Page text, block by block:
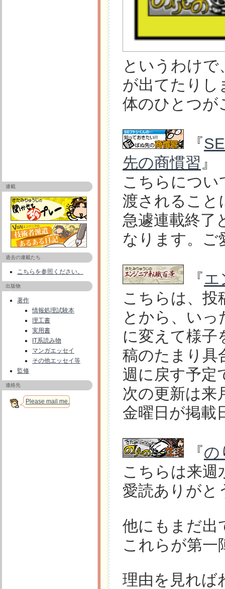
連載
過去の連載たち
こちらを参照ください。
出版物
著作
情報処理試験本
理工書
実用書
IT系読み物
マンガエッセイ
その他エッセイ等
監修
連絡先
Please mail me.
というわけ
が出てたりし
体のひとつが
『
先の商慣習』
こちらについ
渡されること
急遽連載終了
なります。ご
『エ
こちらは、投
とから、いっ
に変えて様子
稿のたまり具
週に戻す予定
次の更新は来
金曜日が掲載
『の
こちらは来週
愛読ありがと
他にもまだ出
これらが第一
理由を見れば